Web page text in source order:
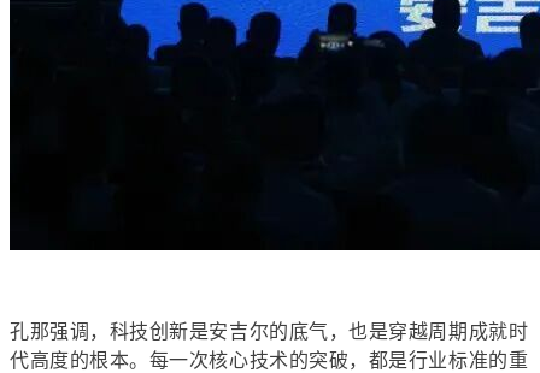
孔那强调，科技创新是安吉尔的底气，也是穿越周期成就时
代高度的根本。 每一次核心技术的突破，都是行业标准的重